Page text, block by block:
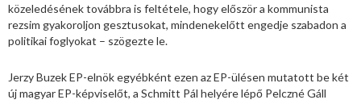
közeledésének továbbra is feltétele, hogy először a kommunista
rezsim gyakoroljon gesztusokat, mindenekelőtt engedje szabadon a
politikai foglyokat – szögezte le.
Jerzy Buzek EP-elnök egyébként ezen az EP-ülésen mutatott be két
új magyar EP-képviselőt, a Schmitt Pál helyére lépő Pelczné Gáll